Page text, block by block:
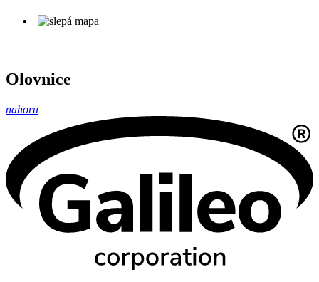
Olovnice
nahoru